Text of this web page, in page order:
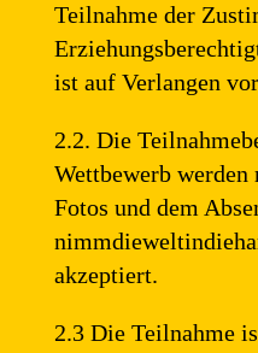
Teilnahme der
ist auf Verlangen
2.2. Die
Wettbewerb werden
Fotos und dem
akzeptiert.
2.3 Die Teilnahme